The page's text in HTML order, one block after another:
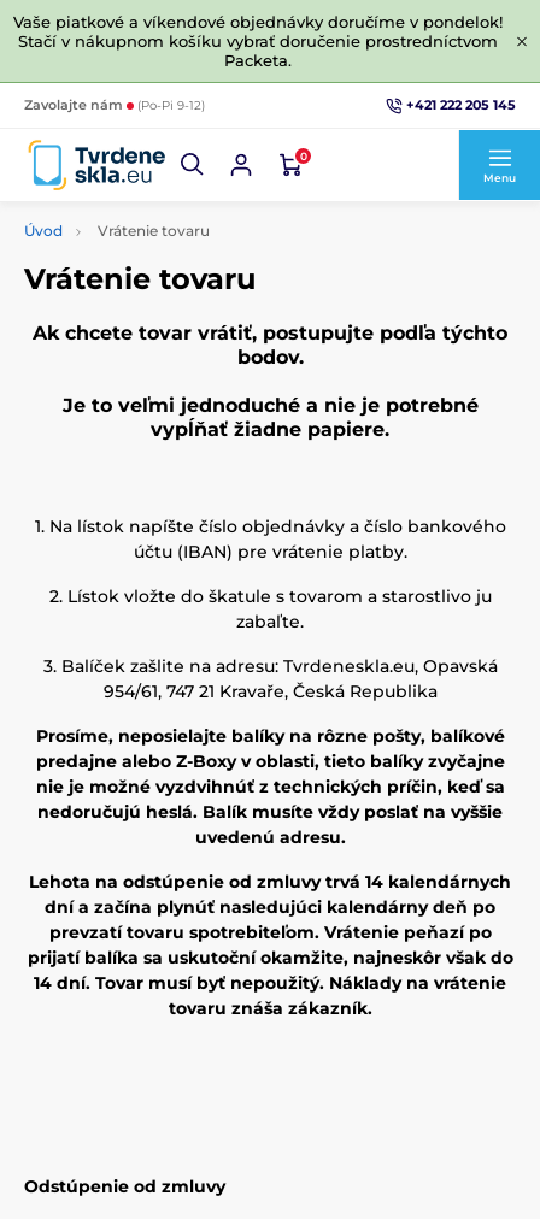
Vaše piatkové a víkendové objednávky doručíme v pondelok!
Stačí v nákupnom košíku vybrať doručenie prostredníctvom
Packeta.
Zavolajte nám (Po-Pi 9-12) +421 222 205 145
0
Menu
Úvod Vrátenie tovaru
Vrátenie tovaru
Ak chcete tovar vrátiť, postupujte podľa týchto
bodov.
Je to veľmi jednoduché a nie je potrebné
vypĺňať žiadne papiere.
1. Na lístok napíšte číslo objednávky a číslo bankového
účtu (IBAN) pre vrátenie platby.
2. Lístok vložte do škatule s tovarom a starostlivo ju
zabaľte.
3. Balíček zašlite na adresu: Tvrdeneskla.eu, Opavská
954/61, 747 21 Kravaře, Česká Republika
Prosíme, neposielajte balíky na rôzne pošty, balíkové
predajne alebo Z-Boxy v oblasti, tieto balíky zvyčajne
nie je možné vyzdvihnúť z technických príčin, keď sa
nedoručujú heslá. Balík musíte vždy poslať na vyššie
uvedenú adresu.
Lehota na odstúpenie od zmluvy trvá 14 kalendárnych
dní a začína plynúť nasledujúci kalendárny deň po
prevzatí tovaru spotrebiteľom. Vrátenie peňazí po
prijatí balíka sa uskutoční okamžite, najneskôr však do
14 dní. Tovar musí byť nepoužitý. Náklady na vrátenie
tovaru znáša zákazník.
Odstúpenie od zmluvy